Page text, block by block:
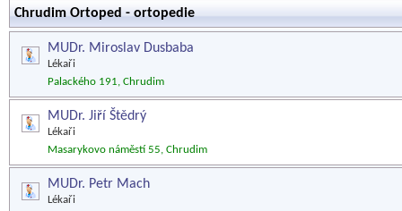
Chrudim Ortoped - ortopedie
MUDr. Miroslav Dusbaba
Lékaři
Palackého 191, Chrudim
MUDr. Jiří Štědrý
Lékaři
Masarykovo náměstí 55, Chrudim
MUDr. Petr Mach
Lékaři